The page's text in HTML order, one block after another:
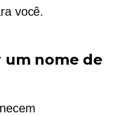
você.
um nome de